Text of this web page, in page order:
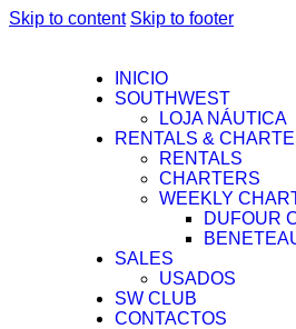
Skip to content Skip to footer
INICIO
SOUTHWEST
LOJA NÁUTICA
RENTALS &
RENTALS
CHARTERS
WEEKLY
DUFOUR
SALES
USADOS
SW CLUB
CONTACTOS